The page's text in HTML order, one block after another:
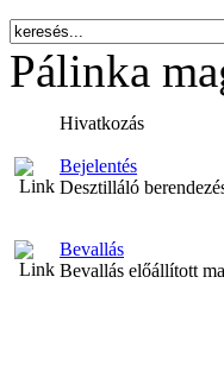
Pálinka
Hivatkozás
Bejelentés
Desztilláló
Bevallás
Bevallás előállított